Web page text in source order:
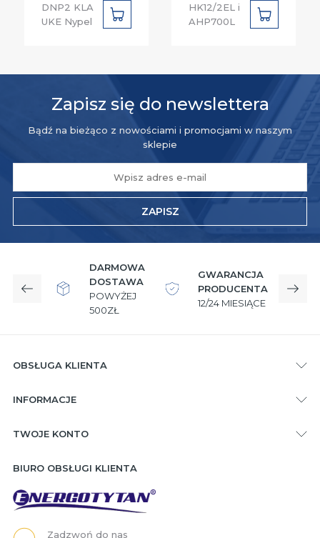
DNP2 KLA
UKE Nypel
DO
HK12/2EL i
AHP700L
DO
Zapisz się do newslettera
Bądź na bieżąco z nowościami i promocjami w naszym
sklepie
ZAPISZ
DARMOWA
DOSTAWA
POWYŻEJ
500ZŁ
GWARANCJA
PRODUCENTA
12/24 MIESIĄCE
Poprzedni
OBSŁUGA KLIENTA
INFORMACJE
TWOJE KONTO
BIURO OBSŁUGI KLIENTA
Zadzwoń do nas